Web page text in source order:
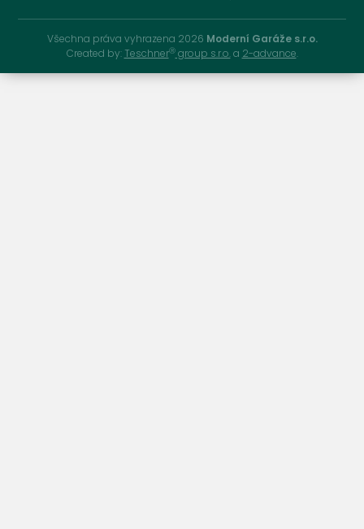
Všechna práva vyhrazena 2026 Moderní Garáže s.r.o.
Created by: TeschnerⓇgroup s.r.o.a 2-advance.